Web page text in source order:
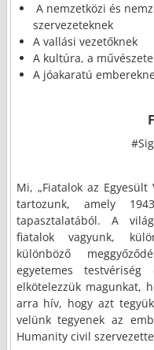
A nemzetközi és
szervezeteknek
A vallási vezetőknek
A kultúra, a
A jóakaratú
Mi, „Fiatalok az Egyesült
tartozunk, amely
tapasztalatából. A
fiatalok vagyunk,
különböző
egyetemes
elkötelezzük magunkat,
arra hív, hogy azt
velünk tegyenek az
Humanity civil